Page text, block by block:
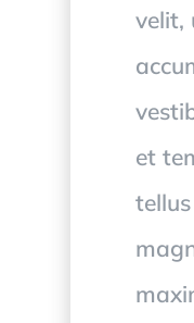
velit,
et